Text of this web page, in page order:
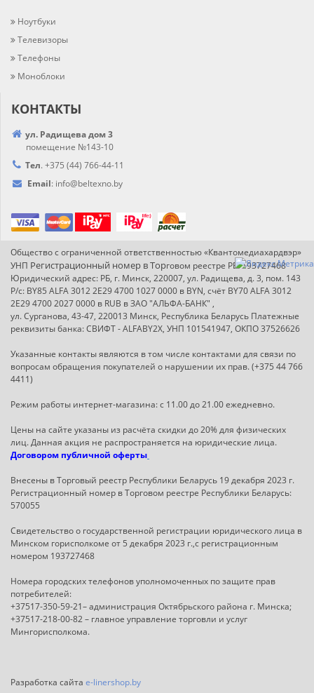
Ноутбуки
Телевизоры
Телефоны
Моноблоки
КОНТАКТЫ
ул. Радищева дом 3
помещение №143-10
Тел. +375 (44) 766-44-11
Email: info@beltexno.by
Общество с ограниченной ответственностью «Квантомедиахардвэр»
УНП Регистрационный номер в Торговом реестре РБ: 193727468
Юридический адрес: РБ, г. Минск, 220007, ул. Радищева, д. 3, пом. 143
Р/с: BY85 ALFA 3012 2E29 4700 1027 0000 в BYN, счёт BY70 ALFA 3012
2E29 4700 2027 0000 в RUB в ЗАО "АЛЬФА-БАНК" ,
ул. Сурганова, 43-47, 220013 Минск, Республика Беларусь Платежные
реквизиты банка: СВИФТ - ALFABY2X, УНП 101541947, ОКПО 37526626
Указанные контакты являются в том числе контактами для связи по
вопросам обращения покупателей о нарушении их прав. (+375 44 766
4411)
Режим работы интернет-магазина: с 11.00 до 21.00 ежедневно.
Цены на сайте указаны из расчёта скидки до 20% для физических
лиц. Данная акция не распространяется на юридические лица.
Договором публичной оферты
Внесены в Торговый реестр Республики Беларусь 19 декабря 2023 г.
Регистрационный номер в Торговом реестре Республики Беларусь:
570055
Свидетельство о государственной регистрации юридического лица в
Минском горисполкоме от 5 декабря 2023 г.,с регистрационным
номером 193727468
Номера городских телефонов уполномоченных по защите прав
потребителей:
+37517-350-59-21– администрация Октябрьского района г. Минска;
+37517-218-00-82 – главное управление торговли и услуг
Мингорисполкома.
Разработка сайта e-linershop.by